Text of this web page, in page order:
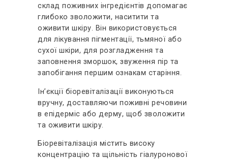
склад поживних інгредієнтів допомагає
глибоко зволожити, наситити та
оживити шкіру. Він використовується
для лікування пігментації, тьмяної або
сухої шкіри, для розгладження та
заповнення зморшок, звуження пір та
запобігання першим ознакам старіння.
Ін’єкції біоревіталізації виконуються
вручну, доставляючи поживні речовини
в епідерміс або дерму, щоб зволожити
та оживити шкіру.
Біоревіталізація містить високу
концентрацію та щільність гіалуронової